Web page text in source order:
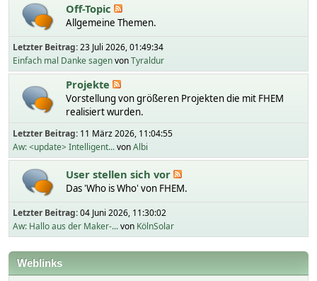
Off-Topic
Allgemeine Themen.
Letzter Beitrag:23 Juli 2026, 01:49:34
Einfach mal Danke sagenvonTyraldur
Projekte
Vorstellung von größeren Projekten die mit FHEM
realisiert wurden.
Letzter Beitrag: 11 März 2026, 11:04:55
Aw: <update> Intelligent...vonAlbi
User stellen sich vor
Das 'Who is Who' von FHEM.
Letzter Beitrag:04 Juni 2026, 11:30:02
Aw: Hallo aus der Maker-...von KölnSolar
Weblinks